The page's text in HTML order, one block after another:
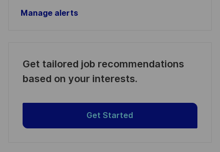
Manage alerts
Get tailored job recommendations
based on your interests.
Get Started